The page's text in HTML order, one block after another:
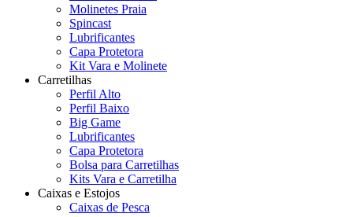
Molinetes Praia
Spincast
Lubrificantes
Capa Protetora
Kit Vara e Molinete
Carretilhas
Perfil Alto
Perfil Baixo
Big Game
Lubrificantes
Capa Protetora
Bolsa para Carretilhas
Kits Vara e Carretilha
Caixas e Estojos
Caixas de Pesca